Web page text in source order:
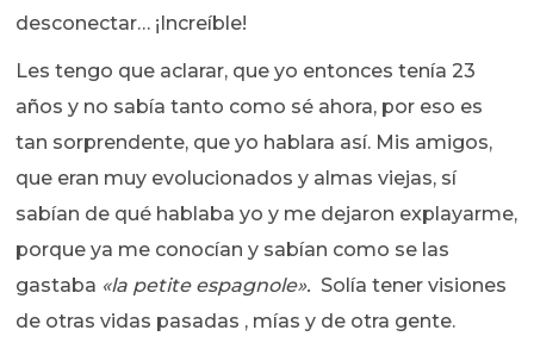
desconectar… ¡Increíble!
Les tengo que aclarar, que yo entonces tenía 23
años y no sabía tanto como sé ahora, por eso es
tan sorprendente, que yo hablara así. Mis amigos,
que eran muy evolucionados y almas viejas, sí
sabían de qué hablaba yo y me dejaron explayarme,
porque ya me conocían y sabían como se las
gastaba «la petite espagnole». Solía tener visiones
de otras vidas pasadas , mías y de otra gente.